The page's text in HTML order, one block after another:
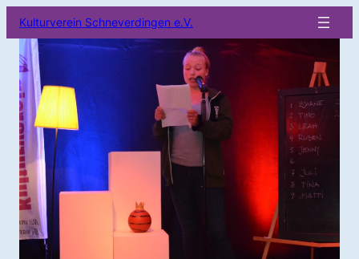
Kulturverein Schneverdingen e.V.